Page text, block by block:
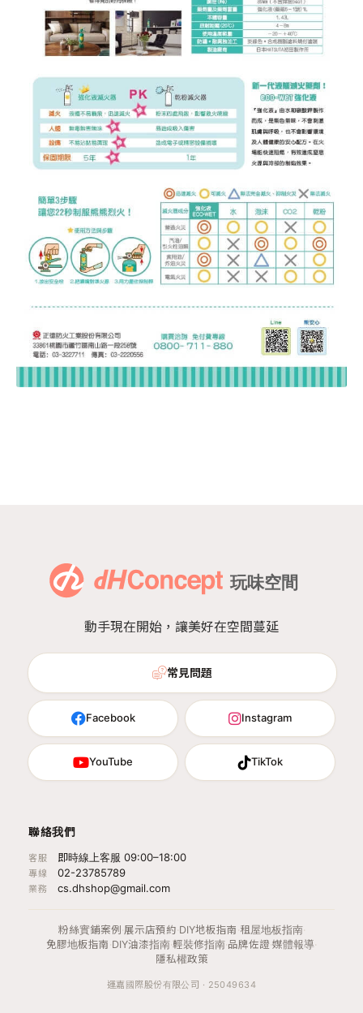
動手現在開始，讓美好在空間蔓延
常見問題
Facebook Instagram
YouTube TikTok
聯絡我們
客服 即時線上客服 09:00–18:00
專線 02-23785789
業務 cs.dhshop@gmail.com
粉絲實鋪案例 ·展示店預約·DIY地板指南 ·租屋地板指南·
免膠地板指南 ·DIY油漆指南·輕裝修指南·品牌佐證·媒體報導·
隱私權政策
運嘉國際股份有限公司 · 25049634